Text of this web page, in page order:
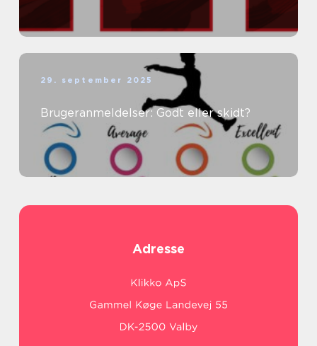
29. september 2025
Brugeranmeldelser: Godt eller skidt?
Adresse